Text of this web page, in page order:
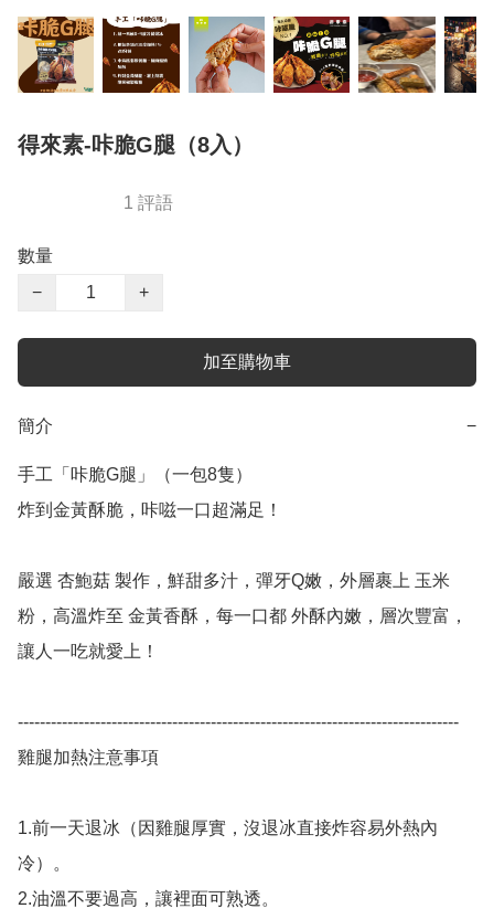
得來素-咔脆G腿（8入）
1 評語
數量
−
+
加至購物車
簡介 −
手工「咔脆G腿」（一包8隻）
炸到金黃酥脆，咔嗞一口超滿足！
嚴選 杏鮑菇 製作，鮮甜多汁，彈牙Q嫩，外層裹上 玉米
粉，高溫炸至 金黃香酥，每一口都 外酥內嫩，層次豐富，
讓人一吃就愛上！
--------------------------------------------------------------------------------
雞腿加熱注意事項
1.前一天退冰（因雞腿厚實，沒退冰直接炸容易外熱內
冷）。
2.油溫不要過高，讓裡面可熟透。